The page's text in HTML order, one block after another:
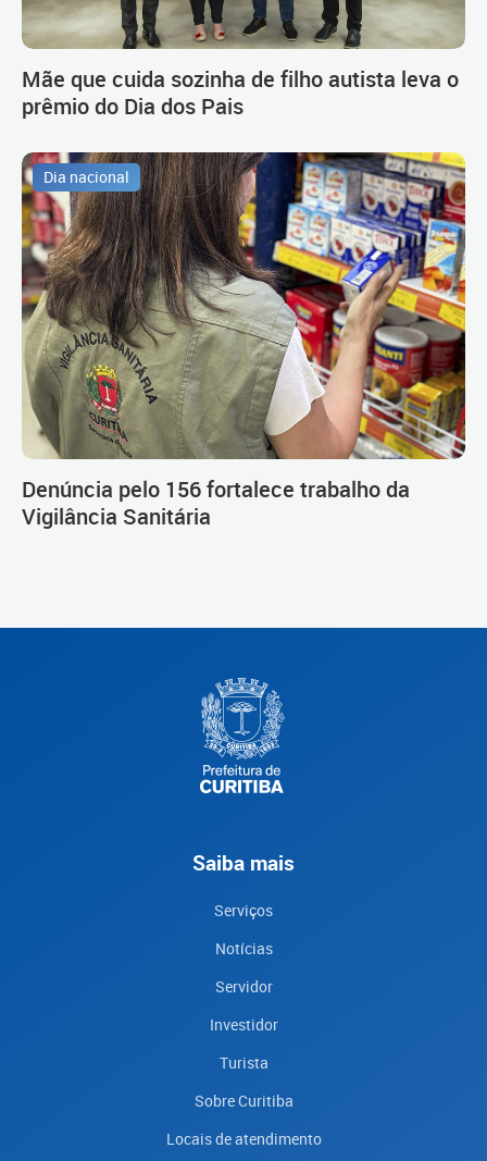
Mãe que cuida sozinha de filho autista leva o
prêmio do Dia dos Pais
Dia nacional
Denúncia pelo 156 fortalece trabalho da
Vigilância Sanitária
Saiba mais
Serviços
Notícias
Servidor
Investidor
Turista
Sobre Curitiba
Locais de atendimento